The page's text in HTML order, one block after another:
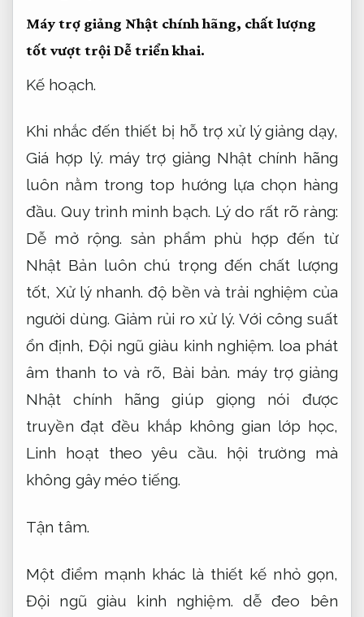
Máy trợ giảng Nhật chính hãng, chất lượng
tốt vượt trộiDễ triển khai.
Kế hoạch.
Khi nhắc đến thiết bị hỗ trợ xử lý giảng dạy,
Giá hợp lý. máy trợ giảng Nhật chính hãng
luôn nằm trong top hướng lựa chọn hàng
đầu.Quy trình minh bạch. Lý do rất rõ ràng:
Dễ mở rộng. sản phẩm phù hợp đến từ
Nhật Bản luôn chú trọng đến chất lượng
tốt, Xử lý nhanh. độ bền và trải nghiệm của
người dùng. Giảm rủi ro xử lý. Với công suất
ổn định, Đội ngũ giàu kinh nghiệm. loa phát
âm thanh to và rõ, Bài bản. máy trợ giảng
Nhật chính hãng giúp giọng nói được
truyền đạt đều khắp không gian lớp học,
Linh hoạt theo yêu cầu. hội trường mà
không gây méo tiếng.
Tận tâm.
Một điểm mạnh khác là thiết kế nhỏ gọn,
Đội ngũ giàu kinh nghiệm. dễ đeo bên